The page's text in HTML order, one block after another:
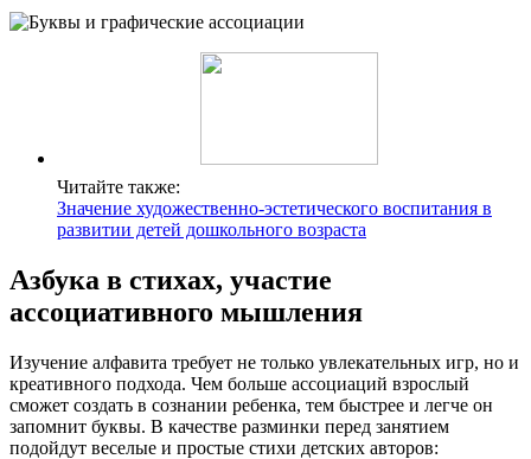
Читайте также:
Значение художественно-эстетического воспитания в
развитии детей дошкольного возраста
Азбука в стихах, участие
ассоциативного мышления
Изучение алфавита требует не только увлекательных игр, но и
креативного подхода. Чем больше ассоциаций взрослый
сможет создать в сознании ребенка, тем быстрее и легче он
запомнит буквы. В качестве разминки перед занятием
подойдут веселые и простые стихи детских авторов: